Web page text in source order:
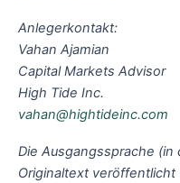
Anlegerkontakt:
Vahan Ajamian
Capital Markets Advisor
High Tide Inc.
vahan@hightideinc.com
Die Ausgangssprache (in
Originaltext